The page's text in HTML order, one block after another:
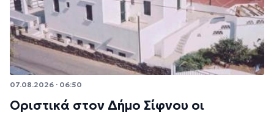
07.08.2026 · 06:50
Οριστικά στον Δήμο Σίφνου οι